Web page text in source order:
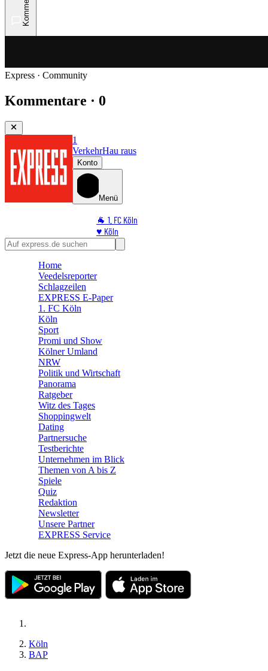
Express · Community
Kommentare · 0
1
VerkehrHau raus
Konto
Menü
🐐 1. FC Köln
♥️ Köln
⭐ Promi
🛒 Shoppingwelt
Home
Veedelsreporter
Schlagzeilen
EXPRESS E-Paper
1. FC Köln
Köln
Sport
Promi und Show
Kölner Umland
NRW
Politik und Wirtschaft
Panorama
Ratgeber
Witz des Tages
Shoppingwelt
Dating
Partnersuche
Testberichte
Unternehmen im Blick
Themen von A bis Z
Spiele
Quiz
Redaktion
Newsletter
Unsere Partner
EXPRESS Service
Jetzt die neue Express-App herunterladen!
Köln
BAP